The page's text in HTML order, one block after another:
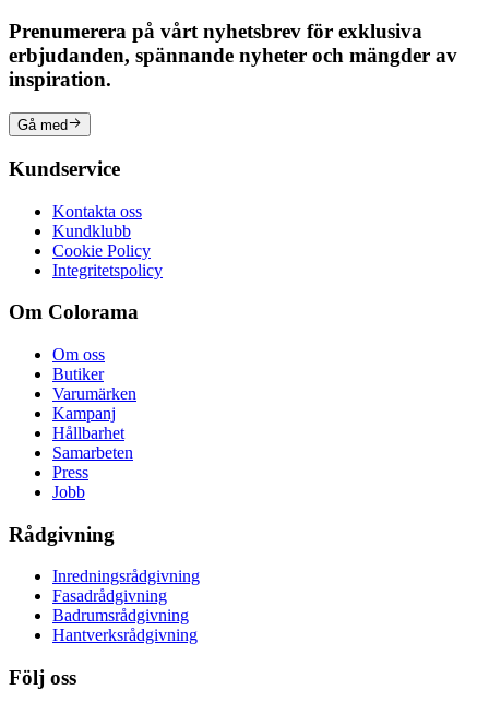
Prenumerera på vårt nyhetsbrev för exklusiva
erbjudanden, spännande nyheter och mängder av
inspiration.
Gå med
Kundservice
Kontakta oss
Kundklubb
Cookie Policy
Integritetspolicy
Om Colorama
Om oss
Butiker
Varumärken
Kampanj
Hållbarhet
Samarbeten
Press
Jobb
Rådgivning
Inredningsrådgivning
Fasadrådgivning
Badrumsrådgivning
Hantverksrådgivning
Följ oss